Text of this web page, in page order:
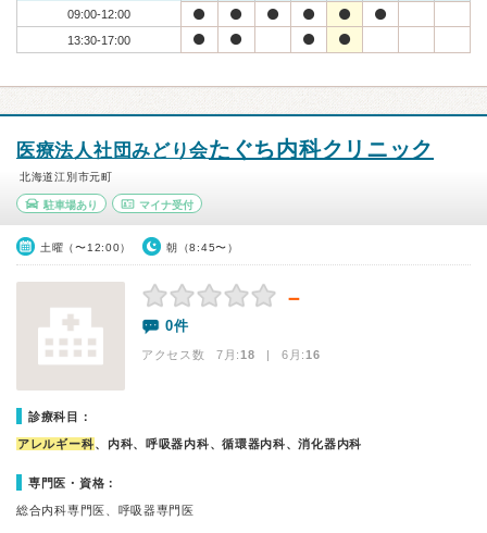
09:00-12:00
13:30-17:00
医療法人社団みどり会たぐち内科クリニック
北海道江別市元町
駐車場あり マイナ受付
土曜（〜12:00） 朝（8:45〜）
－
0件
アクセス数 7月:18 | 6月:16
診療科目：
アレルギー科、内科、呼吸器内科、循環器内科、消化器内科
専門医・資格：
総合内科専門医、呼吸器専門医